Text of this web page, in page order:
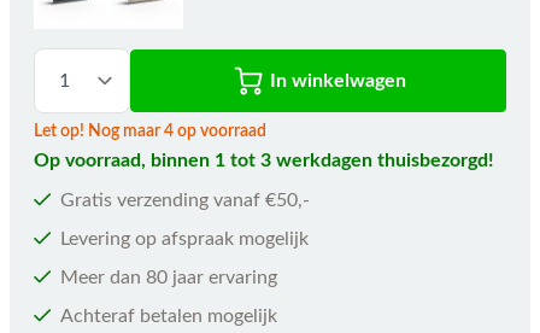
In winkelwagen
Let op! Nog maar 4 op voorraad
Op voorraad, binnen 1 tot 3 werkdagen thuisbezorgd!
Gratis verzending vanaf €50,-
Levering op afspraak mogelijk
Meer dan 80 jaar ervaring
Achteraf betalen mogelijk